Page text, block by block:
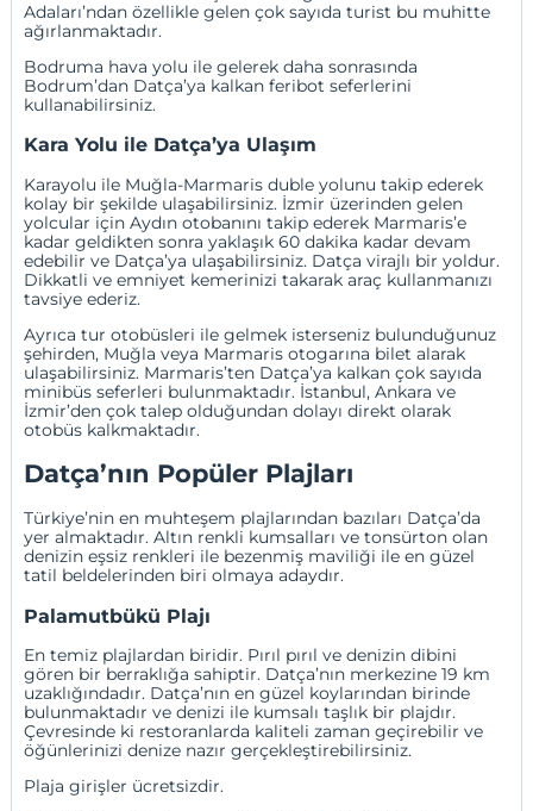
Adaları’ndan özellikle gelen çok sayıda turist bu muhitte
ağırlanmaktadır.
Bodruma hava yolu ile gelerek daha sonrasında
Bodrum’dan Datça’ya kalkan feribot seferlerini
kullanabilirsiniz.
Kara Yolu ile Datça’ya Ulaşım
Karayolu ile Muğla-Marmaris duble yolunu takip ederek
kolay bir şekilde ulaşabilirsiniz. İzmir üzerinden gelen
yolcular içinAydın otobanını takip ederek Marmaris’e
kadar geldikten sonra yaklaşık 60 dakika kadar devam
edebilir ve Datça’ya ulaşabilirsiniz. Datça virajlı bir yoldur.
Dikkatli ve emniyet kemerinizi takarak araç kullanmanızı
tavsiye ederiz.
Ayrıca tur otobüsleri ile gelmek isterseniz bulunduğunuz
şehirden, Muğla veya Marmaris otogarına bilet alarak
ulaşabilirsiniz. Marmaris’ten Datça’ya kalkan çok sayıda
minibüs seferleri bulunmaktadır. İstanbul,Ankara ve
İzmir’den çok talep olduğundan dolayı direkt olarak
otobüs kalkmaktadır.
Datça’nın Popüler Plajları
Türkiye’nin en muhteşem plajlarından bazıları Datça’da
yer almaktadır. Altın renkli kumsalları ve tonsürton olan
denizin eşsiz renkleri ile bezenmiş maviliği ile en güzel
tatil beldelerinden biri olmaya adaydır.
Palamutbükü Plajı
En temiz plajlardan biridir. Pırıl pırıl ve denizin dibini
gören bir berraklığa sahiptir. Datça’nın merkezine 19 km
uzaklığındadır. Datça’nın en güzel koylarından birinde
bulunmaktadır ve denizi ile kumsalı taşlık bir plajdır.
Çevresinde ki restoranlarda kaliteli zaman geçirebilir ve
öğünlerinizi denize nazır gerçekleştirebilirsiniz.
Plaja girişler ücretsizdir.